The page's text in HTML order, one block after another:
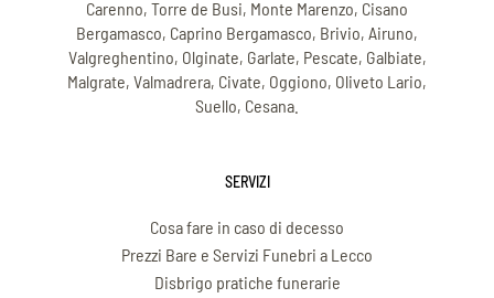
Carenno, Torre de Busi, Monte Marenzo, Cisano
Bergamasco, Caprino Bergamasco, Brivio, Airuno,
Valgreghentino, Olginate, Garlate, Pescate, Galbiate,
Malgrate, Valmadrera, Civate, Oggiono, Oliveto Lario,
Suello, Cesana.
SERVIZI
Cosa fare in caso di decesso
Prezzi Bare e Servizi Funebri a Lecco
Disbrigo pratiche funerarie